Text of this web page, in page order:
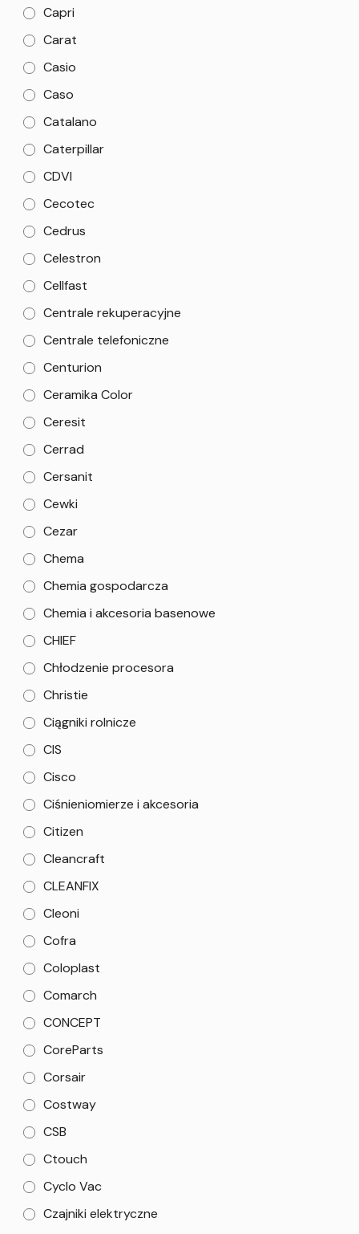
Capri
Carat
Casio
Caso
Catalano
Caterpillar
CDVI
Cecotec
Cedrus
Celestron
Cellfast
Centrale rekuperacyjne
Centrale telefoniczne
Centurion
Ceramika Color
Ceresit
Cerrad
Cersanit
Cewki
Cezar
Chema
Chemia gospodarcza
Chemia i akcesoria basenowe
CHIEF
Chłodzenie procesora
Christie
Ciągniki rolnicze
CIS
Cisco
Ciśnieniomierze i akcesoria
Citizen
Cleancraft
CLEANFIX
Cleoni
Cofra
Coloplast
Comarch
CONCEPT
CoreParts
Corsair
Costway
CSB
Ctouch
Cyclo Vac
Czajniki elektryczne